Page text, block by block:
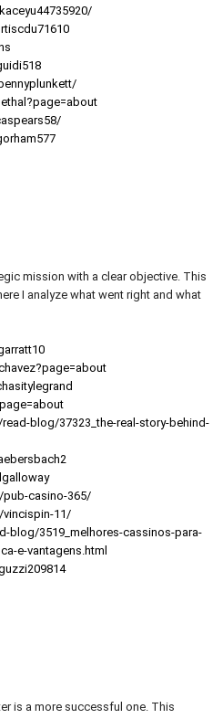
mission with a clear objective. This
I analyze what went right and what
blog/37323_the-real-story-behind-
casino-365/
vincispin-11/
blog/3519_melhores-cassinos-para-
e-vantagens.html
is a more successful one. This